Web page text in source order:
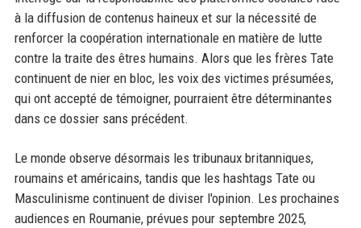
à la diffusion de contenus haineux et sur la nécessité de
renforcer la coopération internationale en matière de lutte
contre la traite des êtres humains. Alors que les frères Tate
continuent de nier en bloc, les voix des victimes présumées,
qui ont accepté de témoigner, pourraient être déterminantes
dans ce dossier sans précédent.
Le monde observe désormais les tribunaux britanniques,
roumains et américains, tandis que les hashtags Tate ou
Masculinisme continuent de diviser l'opinion. Les prochaines
audiences en Roumanie, prévues pour septembre 2025,